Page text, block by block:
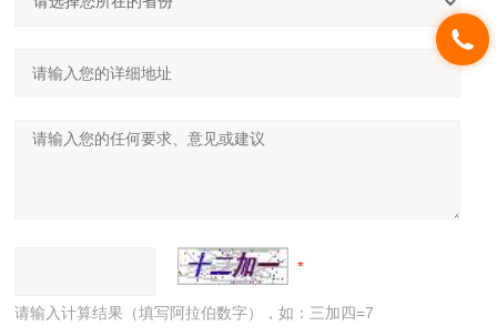
请输入计算结果（填写阿拉伯数字），如：三加四=7